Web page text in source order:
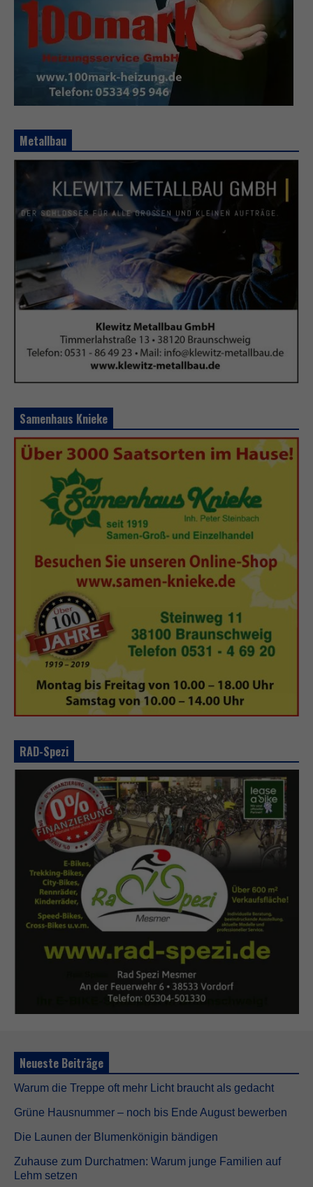
Metallbau
Samenhaus Knieke
RAD-Spezi
Neueste Beiträge
Warum die Treppe oft mehr Licht braucht als gedacht
Grüne Hausnummer – noch bis Ende August bewerben
Die Launen der Blumenkönigin bändigen
Zuhause zum Durchatmen: Warum junge Familien auf
Lehm setzen